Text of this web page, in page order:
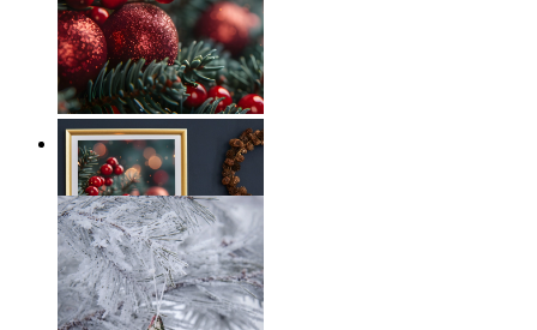
Jultrollbindning
Från 149 kr